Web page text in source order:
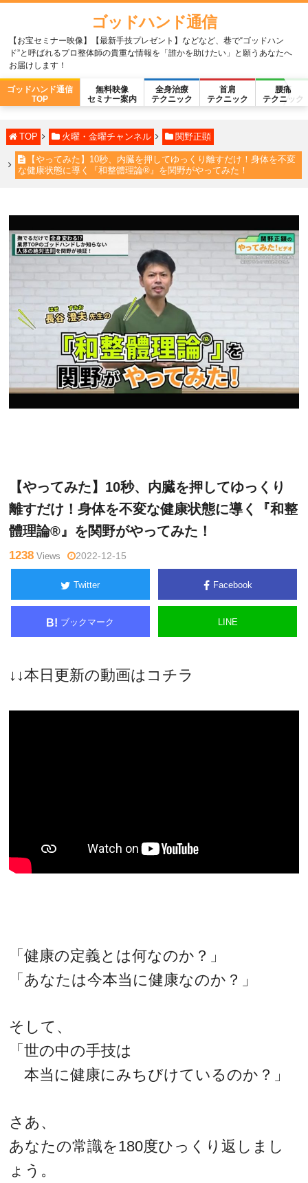
ゴッドハンド通信
【お宝セミナー映像】【最新手技プレゼント】などなど、巷で“ゴッドハン
ド”と呼ばれるプロ整体師の貴重な情報を「誰かを助けたい」と願うあなたへ
お届けします！
ゴッドハンド通信
TOP
無料映像
セミナー案内
全身治療
テクニック
首肩
テクニック
腰痛
テクニック
TOP 火曜・金曜チャンネル 関野正顕
【やってみた】10秒、内臓を押してゆっくり離すだけ！身体を不変
な健康状態に導く『和整體理論®』を関野がやってみた！
【やってみた】10秒、内臓を押してゆっくり
離すだけ！身体を不変な健康状態に導く『和整
體理論®』を関野がやってみた！
1238 Views 2022-12-15
Twitter Facebook
B! ブックマーク LINE
↓↓本日更新の動画はコチラ
「健康の定義とは何なのか？」
「あなたは今本当に健康なのか？」
そして、
「世の中の手技は
本当に健康にみちびけているのか？」
さあ、
あなたの常識を180度ひっくり返しまし
ょう。